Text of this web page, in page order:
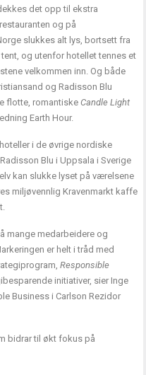
det opp til ekstra
og på
slukkes alt lys, bortsett fra
og utenfor hotellet tennes et
velkommen inn. Og både
og Radisson Blu
flotte, romantiskeCandle Light
Earth Hour.
i de øvrige nordiske
Blu i Uppsala i Sverige
kan slukke lyset på værelsene
miljøvennlig Kravenmarkt kaffe
mange medarbeidere og
er helt i tråd med
Responsible
initiativer, sier Inge
Business i Carlson Rezidor
bidrar til økt fokus på